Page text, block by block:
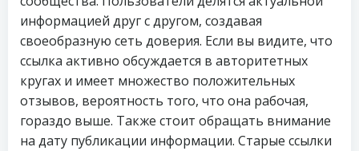
информацией друг с другом, создавая
своеобразную сеть доверия. Если вы видите, что
ссылка активно обсуждается в авторитетных
кругах и имеет множество положительных
отзывов, вероятность того, что она рабочая,
гораздо выше. Также стоит обращать внимание
на дату публикации информации. Старые ссылки